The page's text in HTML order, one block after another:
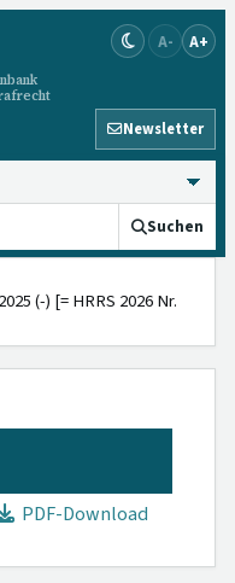
A- A+
Newsletter
Suchen
(-) [= HRRS 2026 Nr.
PDF-Download